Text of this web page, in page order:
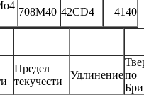
708M40 42CD4
4140
Предел
текучести
Удлинениепо